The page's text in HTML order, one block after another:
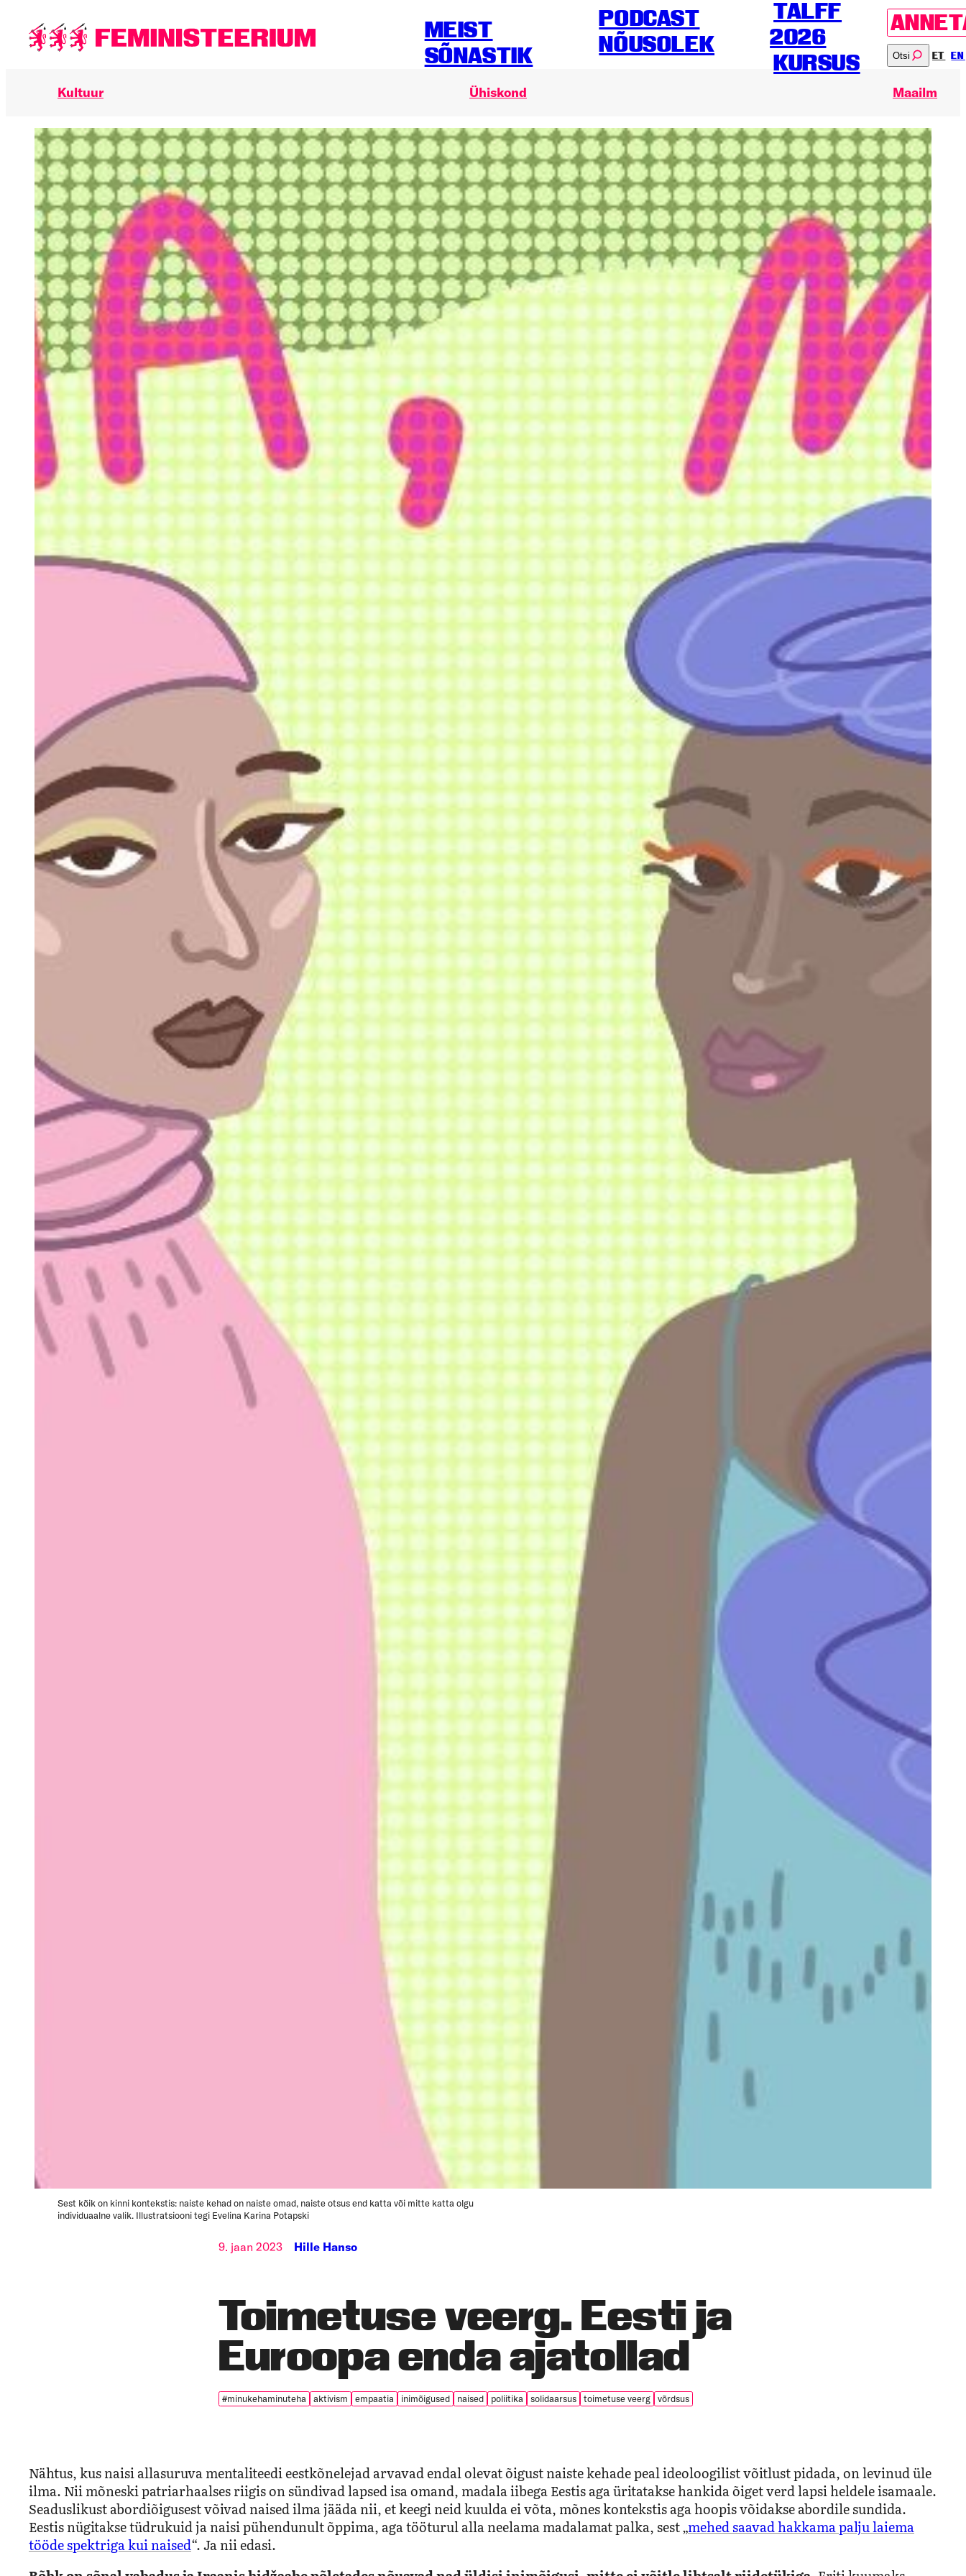
juurde
MEIST
SÕNASTIK
PODCAST
NÕUSOLEK
TALFF
2026
KURSUS
Otsi ET EN
Kultuur Ühiskond Maailm
Sest kõik on kinni kontekstis: naiste kehad on naiste omad, naiste otsus end katta või mitte katta olgu
individuaalne valik. Illustratsiooni tegi Evelina Karina Potapski
Toimetuse veerg. Eesti ja
Euroopa enda ajatollad
9. jaan 2023 Hille Hanso
#minukehaminuteha aktivism empaatia inimõigused naised poliitika solidaarsus toimetuse veerg võrdsus
Nähtus, kus naisi allasuruva mentaliteedi eestkõnelejad arvavad endal olevat õigust naiste kehade peal ideoloogilist võitlust pidada, on levinud üle
ilma. Nii mõneski patriarhaalses riigis on sündivad lapsed isa omand, madala iibega Eestis aga üritatakse hankida õiget verd lapsi heldele isamaale.
Seaduslikust abordiõigusest võivad naised ilma jääda nii, et keegi neid kuulda ei võta, mõnes kontekstis aga hoopis võidakse abordile sundida.
Eestis nügitakse tüdrukuid ja naisi pühendunult õppima, aga tööturul alla neelama madalamat palka, sest „mehed saavad hakkama palju laiema
tööde spektriga kui naised“. Ja nii edasi.